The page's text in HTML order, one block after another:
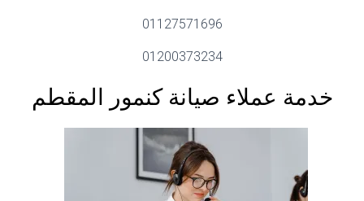
01127571696
01200373234
خدمة عملاء صيانة كنمور المقطم